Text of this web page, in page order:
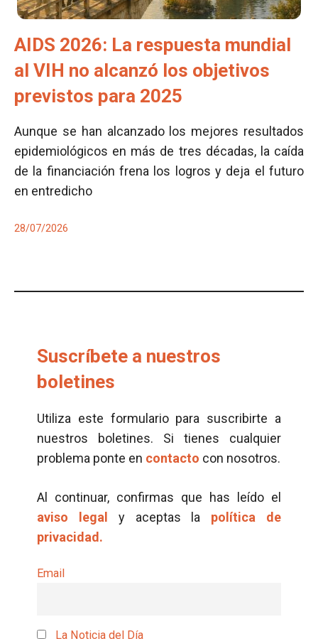
AIDS 2026: La respuesta mundial
al VIH no alcanzó los objetivos
previstos para 2025
Aunque se han alcanzado los mejores resultados
epidemiológicos en más de tres décadas, la caída
de la financiación frena los logros y deja el futuro
en entredicho
28/07/2026
Suscríbete a nuestros
boletines
Utiliza este formulario para suscribirte a
nuestros boletines. Si tienes cualquier
problema ponte en contacto con nosotros.
Al continuar, confirmas que has leído el
aviso legal
y aceptas la política de
privacidad.
Email
La Noticia del Día